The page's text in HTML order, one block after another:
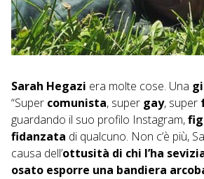
Sarah Hegazi era molte cose. Una
“Super comunista, super gay, super
guardando il suo profilo Instagram,
fidanzata di qualcuno. Non c’è più,
causa dell’ottusità di chi l’ha
osato esporre una bandiera